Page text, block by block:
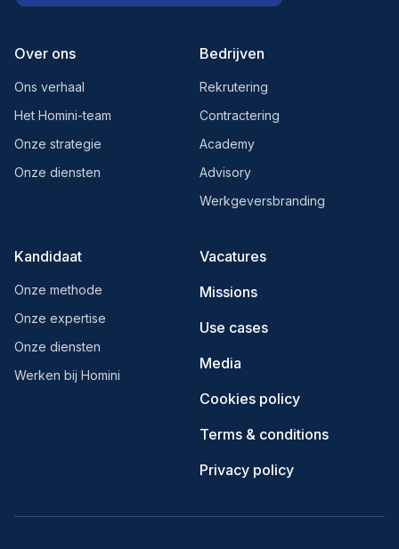
Over ons
Ons verhaal
Het Homini-team
Onze strategie
Onze diensten
Bedrijven
Rekrutering
Contractering
Academy
Advisory
Werkgeversbranding
Kandidaat
Onze methode
Onze expertise
Onze diensten
Werken bij Homini
Vacatures
Missions
Use cases
Media
Cookies policy
Terms & conditions
Privacy policy